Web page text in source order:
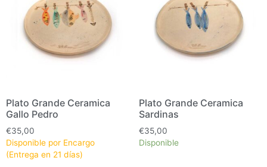
Plato Grande Ceramica
Gallo Pedro
€35,00
Disponible por Encargo
(Entrega en 21 días)
Plato Grande Ceramica
Sardinas
€35,00
Disponible